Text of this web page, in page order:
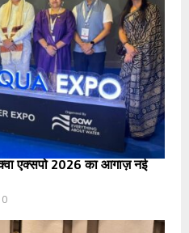
एक्सपो 2026 का आगाज़ नई
0